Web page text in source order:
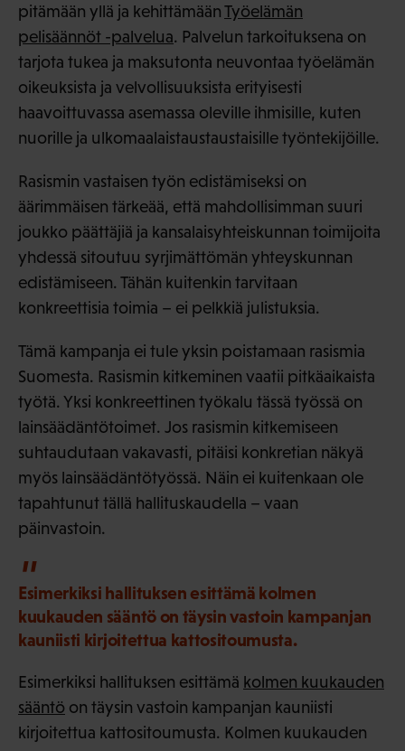
pitämään yllä ja kehittämäänTyöelämän
pelisäännöt -palvelua. Palvelun tarkoituksena on
tarjota tukea ja maksutonta neuvontaa työelämän
oikeuksista ja velvollisuuksista erityisesti
haavoittuvassa asemassa oleville ihmisille, kuten
nuorille ja ulkomaalaistaustaustaisille työntekijöille.
Rasismin vastaisen työn edistämiseksi on
äärimmäisen tärkeää, että mahdollisimman suuri
joukko päättäjiä ja kansalaisyhteiskunnan toimijoita
yhdessä sitoutuu syrjimättömän yhteyskunnan
edistämiseen. Tähän kuitenkin tarvitaan
konkreettisia toimia – ei pelkkiä julistuksia.
Tämä kampanja ei tule yksin poistamaan rasismia
Suomesta. Rasismin kitkeminen vaatii pitkäaikaista
työtä. Yksi konkreettinen työkalu tässä työssä on
lainsäädäntötoimet. Jos rasismin kitkemiseen
suhtaudutaan vakavasti, pitäisi konkretian näkyä
myös lainsäädäntötyössä. Näin ei kuitenkaan ole
tapahtunut tällä hallituskaudella – vaan
päinvastoin.
Esimerkiksi hallituksen esittämä kolmen
kuukauden sääntö on täysin vastoin kampanjan
kauniisti kirjoitettua kattositoumusta.
Esimerkiksi hallituksen esittämä kolmen kuukauden
sääntö on täysin vastoin kampanjan kauniisti
kirjoitettua kattositoumusta. Kolmen kuukauden